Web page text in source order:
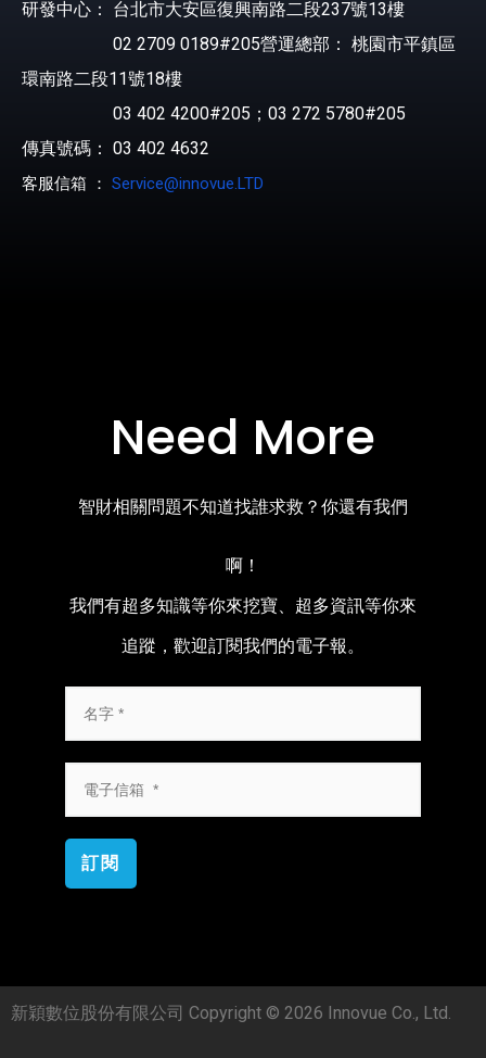
研發中心： 台北市大安區復興南路二段237號13樓
02 2709 0189#205營運總部： 桃園市平鎮區
環南路二段11號18樓
03 402 4200#205；03 272 5780#205
傳真號碼： 03 402 4632
客服信箱 ： Service@innovue.LTD
Need More
智財相關問題不知道找誰求救？你還有我們
啊！
我們有超多知識等你來挖寶、超多資訊等你來
追蹤，歡迎訂閱我們的電子報。
訂閱
新穎數位股份有限公司 Copyright © 2026 Innovue Co., Ltd.